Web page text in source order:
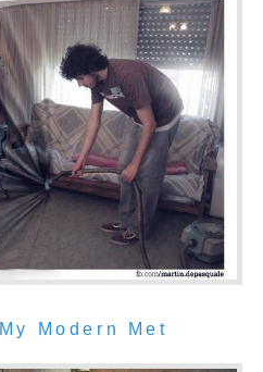
My Modern Met